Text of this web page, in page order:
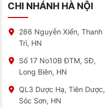
CHI NHÁNH HÀ NỘI
286 Nguyễn Xiển, Thanh
Trì, HN
Số 17 No10B ĐTM, SĐ,
Long Biên, HN
QL3 Dược Hạ, Tiên Dược,
Sóc Sơn, HN